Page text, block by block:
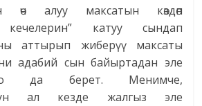
өч алуу максатын көздөп
кечелерин” катуу сындап
аттырып жиберүү максаты
адабий сын байыртадан эле
да берет. Менимче,
ал кезде жалгыз эле